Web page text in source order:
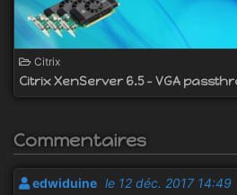
Citrix
Citrix XenServer 6.5 - VGA
Commentaires
edwiduine le 12 déc. 2017 14:49